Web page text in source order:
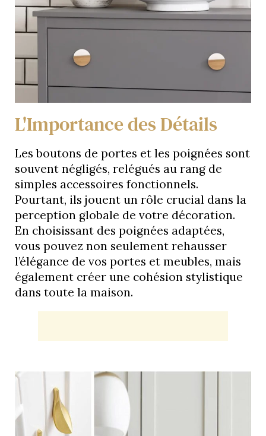
L'Importance des Détails
Les boutons de portes et les poignées sont
souvent négligés, relégués au rang de
simples accessoires fonctionnels.
Pourtant, ils jouent un rôle crucial dans la
perception globale de votre décoration.
En choisissant des poignées adaptées,
vous pouvez non seulement rehausser
l’élégance de vos portes et meubles, mais
également créer une cohésion stylistique
dans toute la maison.